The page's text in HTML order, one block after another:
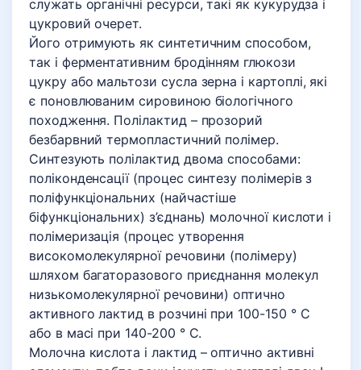
служать органічні ресурси, такі як кукурудза і
цукровий очерет.
Його отримують як синтетичним способом,
так і ферментативним бродінням глюкози
цукру або мальтози сусла зерна і картоплі, які
є поновлюваним сировиною біологічного
походження. Полілактид – прозорий
безбарвний термопластичний полімер.
Синтезують полілактид двома способами:
поліконденсації (процес синтезу полімерів з
поліфункціональних (найчастіше
біфункціональних) з’єднань) молочної кислоти і
полімеризація (процес утворення
високомолекулярної речовини (полімеру)
шляхом багаторазового приєднання молекул
низькомолекулярної речовини) оптично
активного лактид в розчині при 100-150 ° C
або в масі при 140-200 ° C.
Молочна кислота і лактид – оптично активні